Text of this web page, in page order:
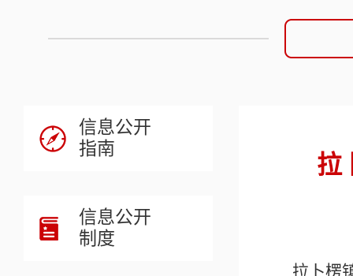
信息公开
指南
信息公开
制度
拉
拉卜楞